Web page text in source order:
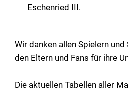
Eschenried III.
Wir danken allen Spielern
den Eltern und Fans für ihre
Die aktuellen Tabellen aller